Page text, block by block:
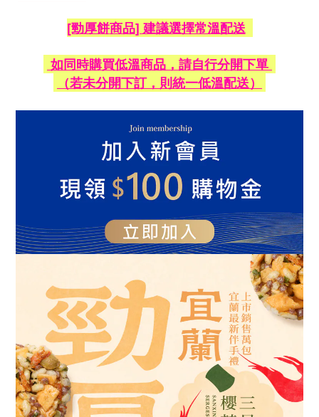
[勁厚餅商品] 建議選擇常溫配送
如同時購買低溫商品，請自行分開下單
（若未分開下訂，則統一低溫配送）